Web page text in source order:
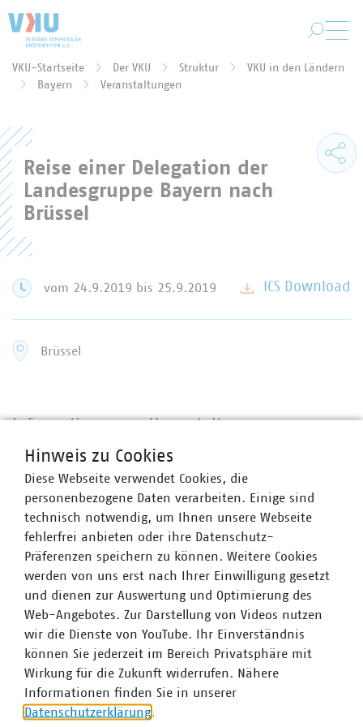
Sie befinden sich hier:
VKU-Startseite Der VKU Struktur
VKU in den Ländern
Bayern
Veranstaltungen
Reise einer Delegation der
Landesgruppe Bayern nach
Brüssel
vom 24.9.2019 bis 25.9.2019 ICS Download
Brüssel
Informationen zur Veranstaltung
Ansprechpartner
Hinweis zu Cookies
Diese Webseite verwendet Cookies, die
personenbezogene Daten verarbeiten. Einige sind
technisch notwendig, um Ihnen unsere Webseite
fehlerfrei anbieten oder ihre Datenschutz-
Präferenzen speichern zu können. Weitere Cookies
werden von uns erst nach Ihrer Einwilligung gesetzt
und dienen zur Auswertung und Optimierung des
Web-Angebotes. Zur Darstellung von Videos nutzen
wir die Dienste von YouTube. Ihr Einverständnis
können Sie jederzeit im Bereich Privatsphäre mit
Wirkung für die Zukunft widerrufen. Nähere
Informationen finden Sie in unserer
Datenschutzerklärung.